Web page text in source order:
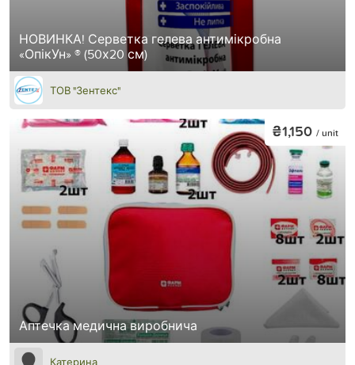
НОВИНКА! Серветка гелева антимікробна
«ОпікУн» ® (50х20 см)
ТОВ "Зентекс"
Аптечка медична виробнича
₴1,150 / unit
Катерина